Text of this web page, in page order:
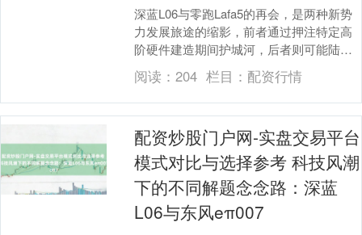
深蓝L06与零跑Lafa5的再会，是两种新势
力发展旅途的缩影，前者通过押注特定高
阶硬件建造期间护城河，后者则可能陆续
以显性建立和实用空间为中枢的高性价比
计谋。 ....
阅读：204 栏目： 配资行情
配资炒股门户网-实盘交易平台
模式对比与选择参考 科技风潮
下的不同解题念念路：深蓝
L06与东风eπ007